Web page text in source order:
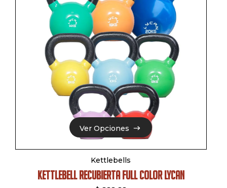
Ver Opciones
Ver Opciones
Kettlebells
KETTLEBELL RECUBIERTA FULL COLOR LYCAN